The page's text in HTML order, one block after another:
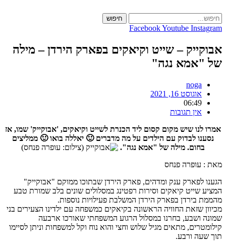
to
content
חיפוש
FacebookYoutube Instagram
אבוקייק – שייט וקיאקים בפארק הירדן – מילה
של "אמא נגה"
noga
אוגוסט 16, 2021
06:49
אין תגובות
אמרו לנו שיש מקום קסום ליד הכנרת לשייט וקיאקים, 'אבוקייק' שמו, אז
נסענו לבדוק עם הילדים על מה מדברים 🙂 יאללה בואו 🙂 ממליצים
בחום. מילה של "אמא נגה".
מאת : עופרה פנחס
הגענו לפארק ענק ומדהים, פארק הירדן שבתוכו ממוקם "אבוקייק"
המציע שייט קיאקים וסירות רפטינג במסלולים שונים בלב שמורת טבע
מהממת בירדן בפארק הירדן המשלבת פעילויות נוספות.
מכיוון שזאת החוויה הראשונה בקיאקים כמשפחה עם ילדינו הצעירים בני
שמונה ושבע, בחרנו במסלול הרגוע המשפחתי שאורכו ארבעה
קילומטרים, מתאים מגיל שלוש וחצי והוא נוח וקל למשפחות וניתן לסיימו
תוך שעה ורבע.